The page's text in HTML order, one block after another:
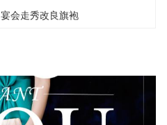
宴会走秀改良旗袍